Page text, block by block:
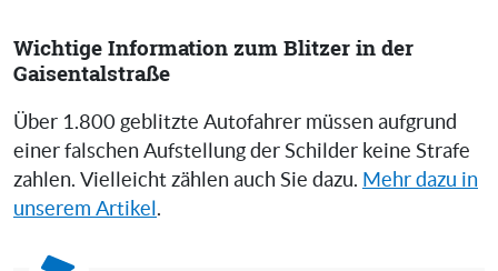
Wichtige Information zum Blitzer in der
Gaisentalstraße
Über 1.800 geblitzte Autofahrer müssen aufgrund
einer falschen Aufstellung der Schilder keine Strafe
zahlen. Vielleicht zählen auch Sie dazu. Mehr dazu in
unserem Artikel .